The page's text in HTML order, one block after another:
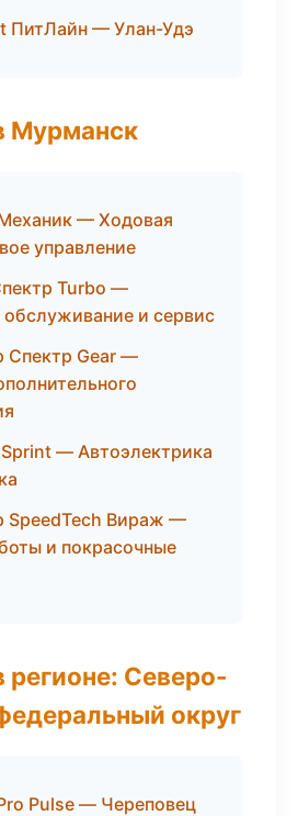
ПитЛайн — Улан-Удэ
Мурманск
— Ходовая
управление
Turbo —
обслуживание и сервис
Спектр Gear —
— Автоэлектрика
SpeedTech Вираж —
и покрасочные
регионе: Северо-
округ
Pulse — Череповец